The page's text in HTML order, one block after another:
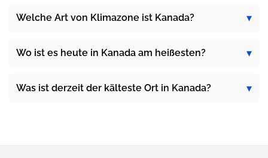
Welche Art von Klimazone ist Kanada?
Wo ist es heute in Kanada am heißesten?
Was ist derzeit der kälteste Ort in Kanada?